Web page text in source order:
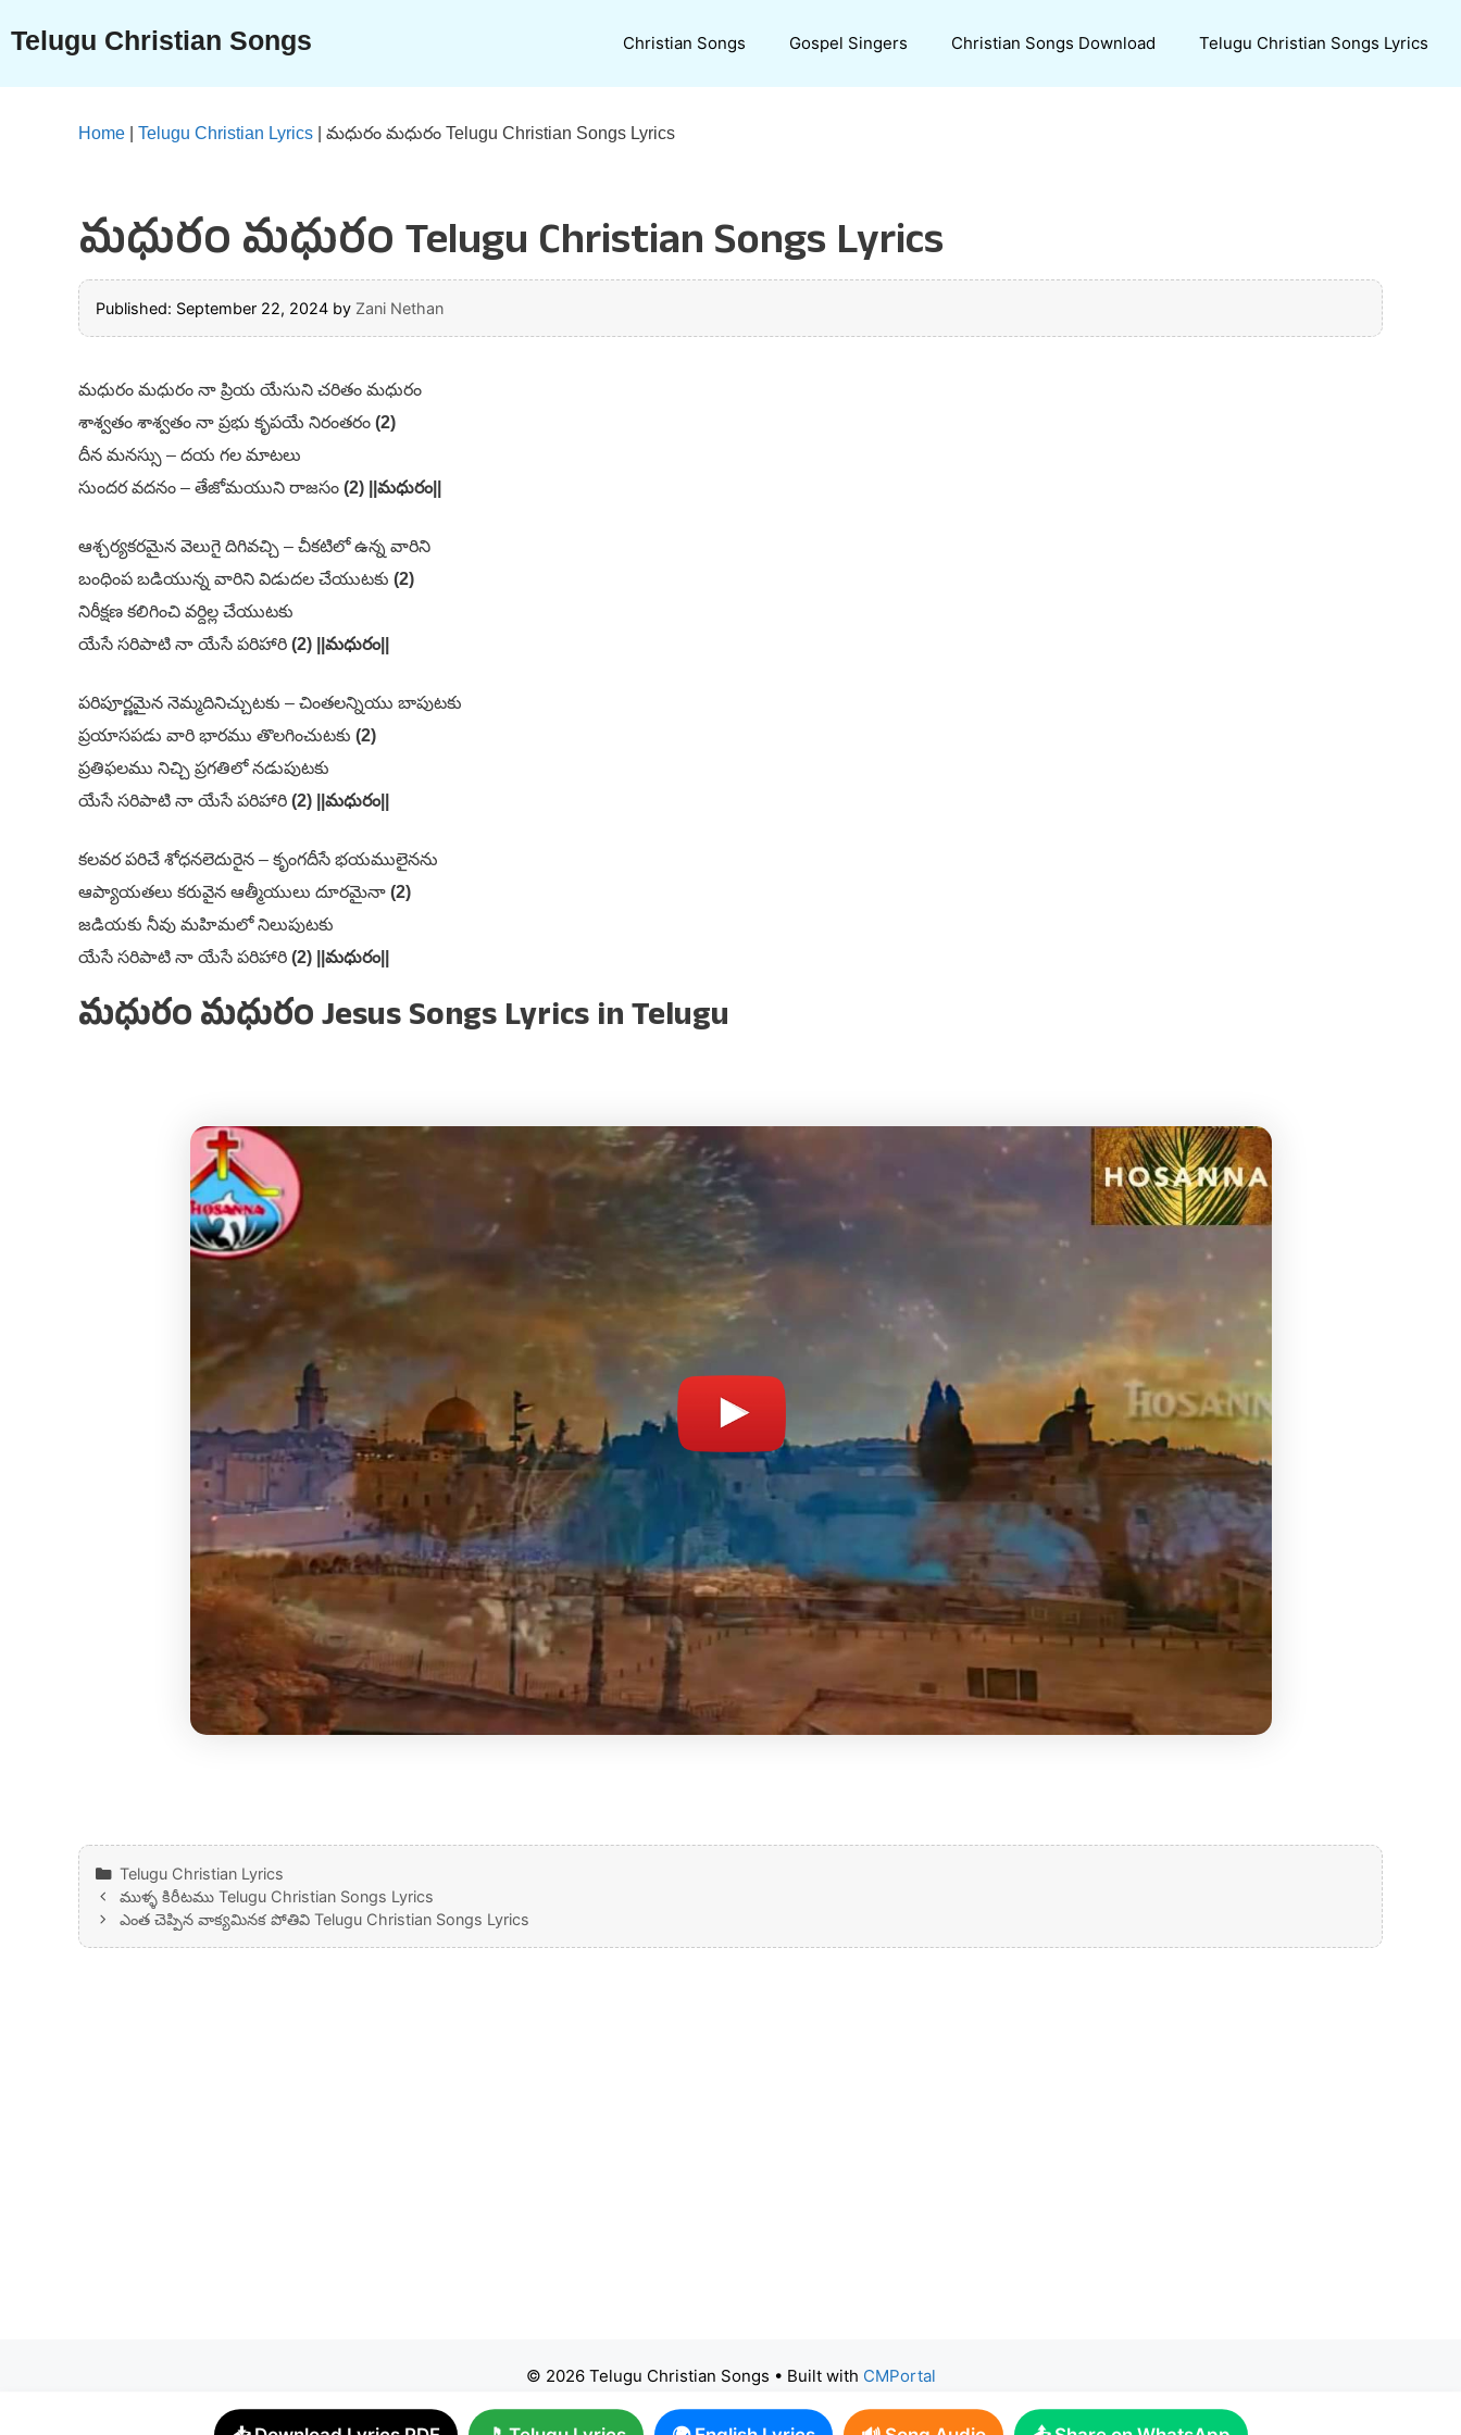
content
Telugu Christian Songs Christian Songs Gospel Singers Christian Songs Download Telugu Christian Songs Lyrics
Home Telugu Christian Lyrics మధురం మధురం Telugu Christian Songs Lyrics
మధురం మధురం Telugu Christian Songs Lyrics
Published: September 22, 2024 by Zani Nethan
మధురం మధురం నా ప్రియ యేసుని చరితం మధురం
శాశ్వతం శాశ్వతం నా ప్రభు కృపయే నిరంతరం (2)
దీన మనస్సు – దయ గల మాటలు
సుందర వదనం – తేజోమయుని రాజసం (2) ||మధురం||
ఆశ్చర్యకరమైన వెలుగై దిగివచ్చి – చీకటిలో ఉన్న వారిని
బంధింప బడియున్న వారిని విడుదల చేయుటకు (2)
నిరీక్షణ కలిగించి వర్దిల్ల చేయుటకు
యేసే సరిపాటి నా యేసే పరిహారి (2) ||మధురం||
పరిపూర్ణమైన నెమ్మదినిచ్చుటకు – చింతలన్నియు బాపుటకు
ప్రయాసపడు వారి భారము తొలగించుటకు (2)
ప్రతిఫలము నిచ్చి ప్రగతిలో నడుపుటకు
యేసే సరిపాటి నా యేసే పరిహారి (2) ||మధురం||
కలవర పరిచే శోధనలెదురైన – కృంగదీసే భయములైనను
ఆప్యాయతలు కరువైన ఆత్మీయులు దూరమైనా (2)
జడియకు నీవు మహిమలో నిలుపుటకు
యేసే సరిపాటి నా యేసే పరిహారి (2) ||మధురం||
మధురం మధురం Jesus Songs Lyrics in Telugu
Categories
Telugu Christian Lyrics
ముళ్ళ కిరీటము Telugu Christian Songs Lyrics
ఎంత చెప్పిన వాక్యమినక పోతివి Telugu Christian Songs Lyrics
© 2026 Telugu Christian Songs • Built with CMPortal